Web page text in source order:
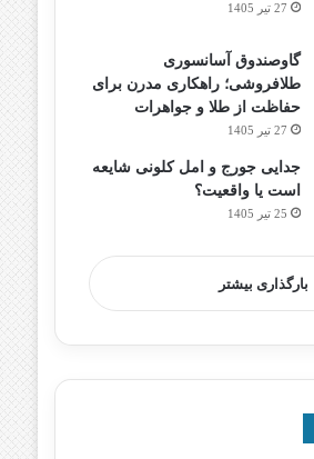
27 تیر 1405
گاوصندوق آسانسوری
طلافروشی؛ راهکاری مدرن برای
حفاظت از طلا و جواهرات
27 تیر 1405
جدایی جورج و امل کلونی شایعه
است یا واقعیت؟
25 تیر 1405
بارگذاری بیشتر